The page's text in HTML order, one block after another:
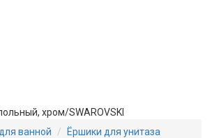
хром/SWAROVSKI
ванной
Ёршики для унитаза